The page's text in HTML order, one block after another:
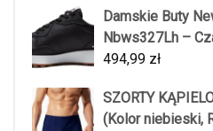
Damskie Buty
Nbws327Lh –
494,99 zł
SZORTY
(Kolor niebieski,